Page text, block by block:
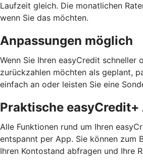
Laufzeit gleich. Die monatlichen
wenn Sie das möchten.
Anpassungen möglich
Wenn Sie Ihren easyCredit schneller
zurückzahlen möchten als geplant,
einfach an oder leisten Sie eine
Praktische easyCredit+
Alle Funktionen rund um Ihren
entspannt per App. Sie können zum
Ihren Kontostand abfragen und Ihre